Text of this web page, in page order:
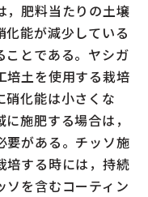
，肥料当たりの土壌
能が減少している
ことである。ヤシガ
培土を使用する栽培
硝化能は小さくな
施肥する場合は，
要がある。チッソ施
培する時には，持続
ソを含むコーティン